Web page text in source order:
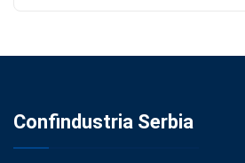
Confindustria Serbia